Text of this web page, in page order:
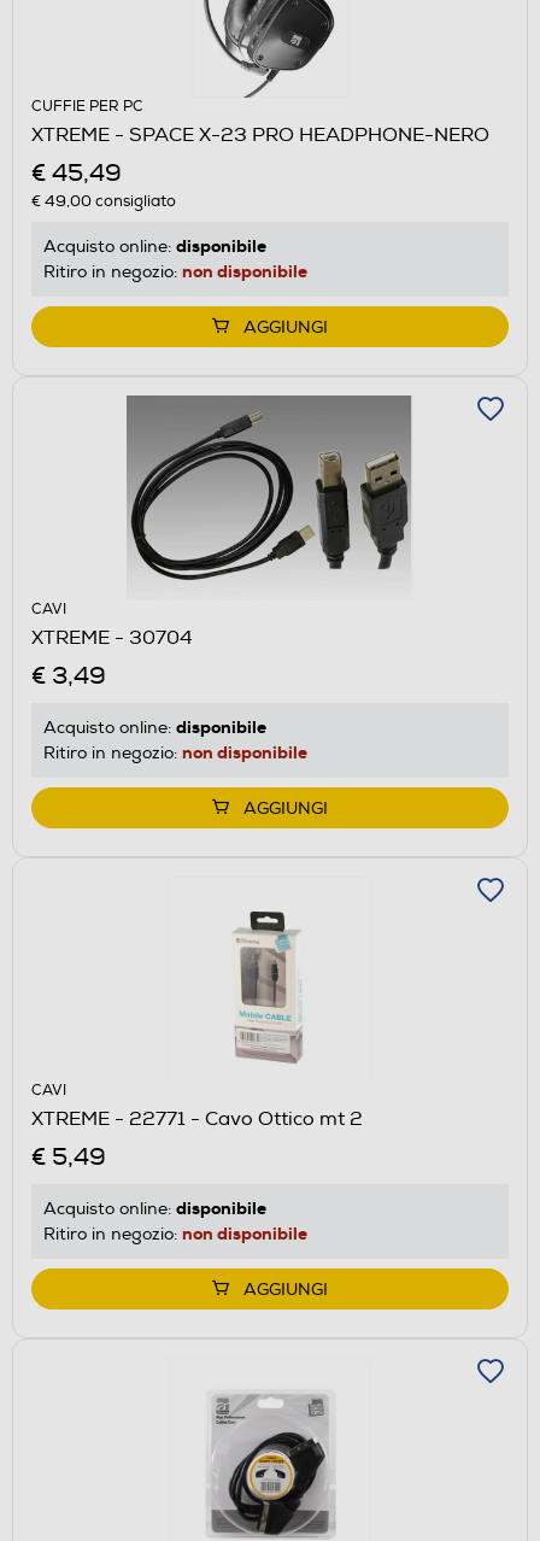
CUFFIE PER PC
XTREME - SPACE X-23 PRO HEADPHONE-NERO
€ 45,49
€ 49,00consigliato
Acquisto online: disponibile
Ritiro in negozio: non disponibile
AGGIUNGI
CAVI
XTREME - 30704
€ 3,49
Acquisto online: disponibile
Ritiro in negozio: non disponibile
AGGIUNGI
CAVI
XTREME - 22771 - Cavo Ottico mt 2
€ 5,49
Acquisto online: disponibile
Ritiro in negozio: non disponibile
AGGIUNGI